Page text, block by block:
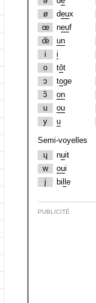
ø
deux
œ
neuf
œ̃
un
i
i
o
tôt
ɔ
toge
ɔ̃
on
u
ou
y
u
Semi-voyelles
ɥ
nuit
w
oui
j
bi e
PUBLICITÉ